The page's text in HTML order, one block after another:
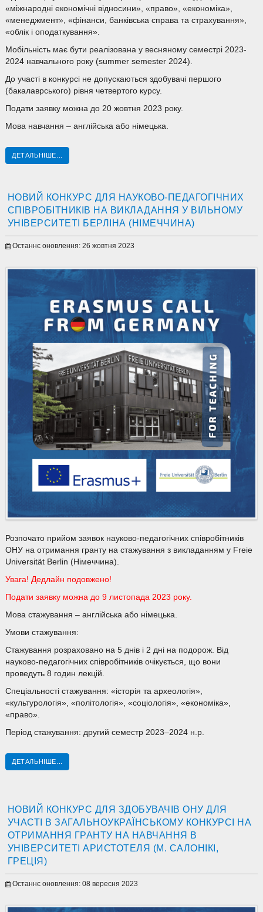
«міжнародні економічні відносини», «право», «економіка»,
«менеджмент», «фінанси, банківська справа та страхування»,
«облік і оподаткування».
Мобільність має бути реалізована у весняному семестрі 2023-
2024 навчального року (summer semester 2024).
До участі в конкурсі не допускаються здобувачі першого
(бакалаврського) рівня четвертого курсу.
Подати заявку можна до 20 жовтня 2023 року.
Мова навчання – англійська або німецька.
ДЕТАЛЬНІШЕ...
НОВИЙ КОНКУРС ДЛЯ НАУКОВО-ПЕДАГОГІЧНИХ
СПІВРОБІТНИКІВ НА ВИКЛАДАННЯ У ВІЛЬНОМУ
УНІВЕРСИТЕТІ БЕРЛІНА (НІМЕЧЧИНА)
Останнє оновлення: 26 жовтня 2023
Розпочато прийом заявок науково-педагогічних співробітників
ОНУ на отримання гранту на стажування з викладанням у Freie
Universität Berlin (Німеччина).
Увага! Дедлайн подовжено!
Подати заявку можна до 9 листопада 2023 року.
Мова стажування – англійська або німецька.
Умови стажування:
Стажування розраховано на 5 днів і 2 дні на подорож. Від
науково-педагогічних співробітників очікується, що вони
проведуть 8 годин лекцій.
Спеціальності стажування: «історія та археологія»,
«культурологія», «політологія», «соціологія», «економіка»,
«право».
Період стажування: другий семестр 2023–2024 н.р.
ДЕТАЛЬНІШЕ...
НОВИЙ КОНКУРС ДЛЯ ЗДОБУВАЧІВ ОНУ ДЛЯ
УЧАСТІ В ЗАГАЛЬНОУКРАЇНСЬКОМУ КОНКУРСІ НА
ОТРИМАННЯ ГРАНТУ НА НАВЧАННЯ В
УНІВЕРСИТЕТІ АРИСТОТЕЛЯ (М. САЛОНІКІ,
ГРЕЦІЯ)
Останнє оновлення: 08 вересня 2023